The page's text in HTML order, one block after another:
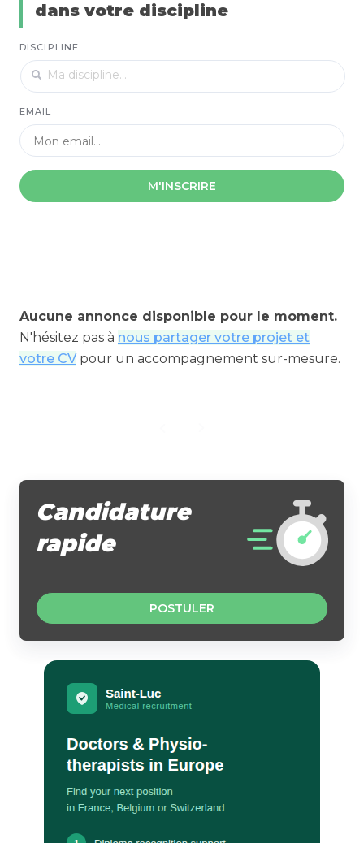
dans votre discipline
DISCIPLINE
EMAIL
M'INSCRIRE
Aucune annonce disponible pour le moment.
N'hésitez pas à nous partager votre projet et
votre CVpour un accompagnement sur-mesure.
Candidature
rapide
POSTULER